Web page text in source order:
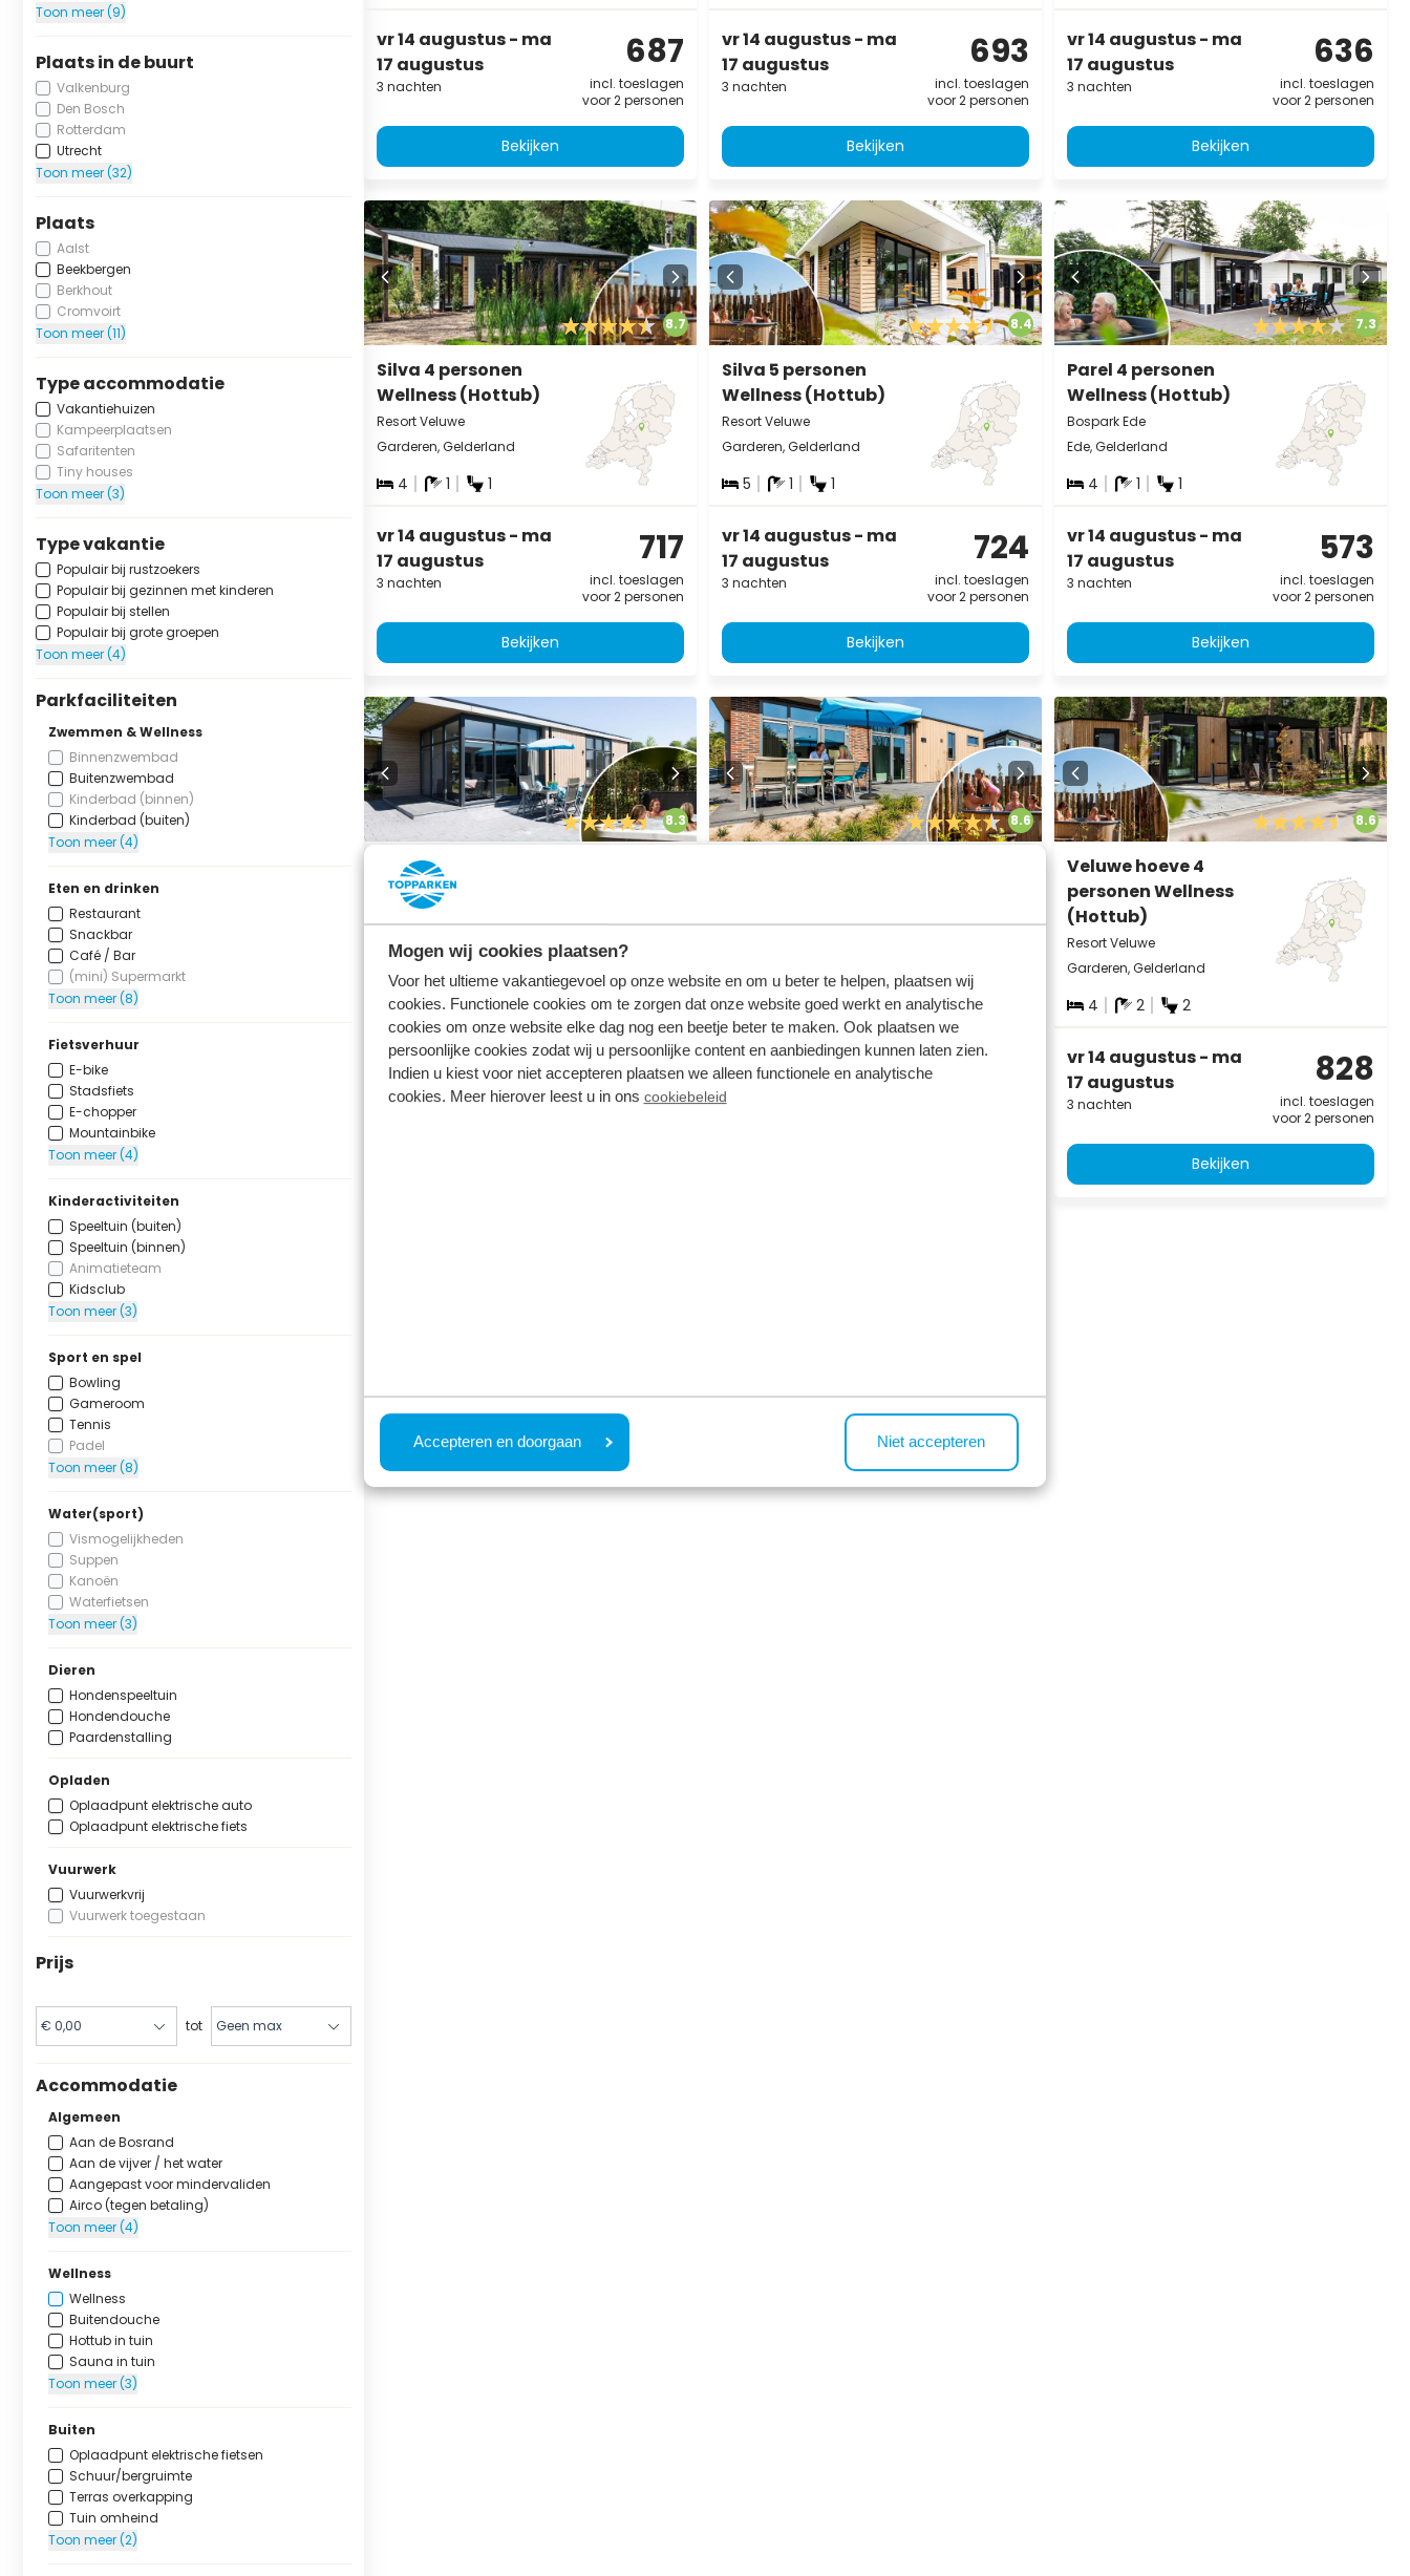
Mogen wij cookies plaatsen?
Voor het ultieme vakantiegevoel op onze website en om u beter te helpen, plaatsen wij
cookies. Functionele cookies om te zorgen dat onze website goed werkt en analytische
cookies om onze website elke dag nog een beetje beter te maken. Ook plaatsen we
persoonlijke cookies zodat wij u persoonlijke content en aanbiedingen kunnen laten zien.
Indien u kiest voor niet accepteren plaatsen we alleen functionele en analytische
cookies. Meer hierover leest u in ons cookiebeleid
Accepteren en doorgaan Niet accepteren
Toon meer (9)
Plaats in de buurt
Valkenburg
Den Bosch
Rotterdam
Utrecht
Toon meer (32)
Plaats
Aalst
Beekbergen
Berkhout
Cromvoirt
Toon meer (11)
Type accommodatie
Vakantiehuizen
Kampeerplaatsen
Safaritenten
Tiny houses
Toon meer (3)
Type vakantie
Populair bij rustzoekers
Populair bij gezinnen met kinderen
Populair bij stellen
Populair bij grote groepen
Toon meer (4)
Parkfaciliteiten
Zwemmen & Wellness
Binnenzwembad
Buitenzwembad
Kinderbad (binnen)
Kinderbad (buiten)
Toon meer (4)
Eten en drinken
Restaurant
Snackbar
Café / Bar
(mini) Supermarkt
Toon meer (8)
Fietsverhuur
E-bike
Stadsfiets
E-chopper
Mountainbike
Toon meer (4)
Kinderactiviteiten
Speeltuin (buiten)
Speeltuin (binnen)
Animatieteam
Kidsclub
Toon meer (3)
Sport en spel
Bowling
Gameroom
Tennis
Padel
Toon meer (8)
Water(sport)
Vismogelijkheden
Suppen
Kanoën
Waterfietsen
Toon meer (3)
Dieren
Hondenspeeltuin
Hondendouche
Paardenstalling
Opladen
Oplaadpunt elektrische auto
Oplaadpunt elektrische fiets
Vuurwerk
Vuurwerkvrij
Vuurwerk toegestaan
Prijs
tot
Accommodatie
Algemeen
Aan de Bosrand
Aan de vijver / het water
Aangepast voor mindervaliden
Airco (tegen betaling)
Toon meer (4)
Wellness
Wellness
Buitendouche
Hottub in tuin
Sauna in tuin
Toon meer (3)
Buiten
Oplaadpunt elektrische fietsen
Schuur/bergruimte
Terras overkapping
Tuin omheind
Toon meer (2)
vr 14 augustus - ma
17 augustus
3 nachten
687
incl. toeslagen
voor 2 personen
Bekijken
vr 14 augustus - ma
17 augustus
3 nachten
693
incl. toeslagen
voor 2 personen
Bekijken
vr 14 augustus - ma
17 augustus
3 nachten
636
incl. toeslagen
voor 2 personen
Bekijken
8.7
Silva 4 personen
Wellness (Hottub)
Resort Veluwe
Garderen, Gelderland
4 1 1
vr 14 augustus - ma
17 augustus
3 nachten
717
incl. toeslagen
voor 2 personen
Bekijken
8.4
Silva 5 personen
Wellness (Hottub)
Resort Veluwe
Garderen, Gelderland
5 1 1
vr 14 augustus - ma
17 augustus
3 nachten
724
incl. toeslagen
voor 2 personen
Bekijken
7.3
Parel 4 personen
Wellness (Hottub)
Bospark Ede
Ede, Gelderland
4 1 1
vr 14 augustus - ma
17 augustus
3 nachten
573
incl. toeslagen
voor 2 personen
Bekijken
8.3
Module II 5 personen
Wellness (Spa)
Lunteren, Gelderland
5 1 1
vr 14 augustus - ma
17 augustus
3 nachten
657
incl. toeslagen
voor 2 personen
8.6
6 1 1
vr 14 augustus - ma
17 augustus
3 nachten
712
8.6
Veluwe hoeve 4
personen Wellness
(Hottub)
Resort Veluwe
Garderen, Gelderland
4 2 2
vr 14 augustus - ma
17 augustus
3 nachten
828
incl. toeslagen
voor 2 personen
Bekijken